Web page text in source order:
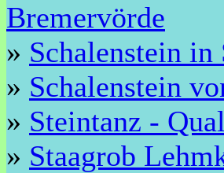
Bremervörde
» Schalenstein in
» Schalenstein
» Steintanz -
» Staagrob